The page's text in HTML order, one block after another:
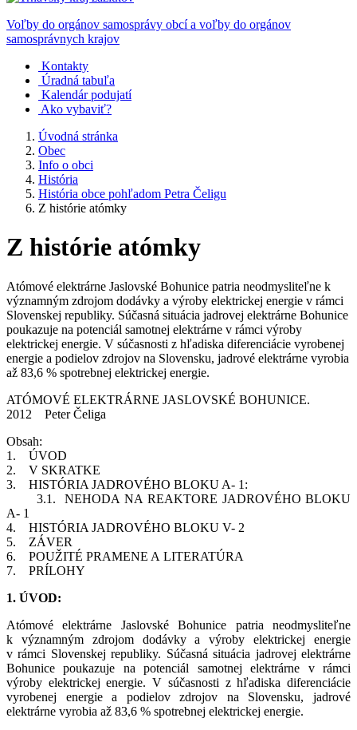
Voľby do orgánov samosprávy obcí a voľby do orgánov
samosprávnych krajov
Kontakty
Úradná tabuľa
Kalendár podujatí
Ako vybaviť?
Úvodná stránka
Obec
Info o obci
História
História obce pohľadom Petra Čeligu
Z histórie atómky
Z histórie atómky
Atómové elektrárne Jaslovské Bohunice patria neodmysliteľne k
významným zdrojom dodávky a výroby elektrickej energie v rámci
Slovenskej republiky. Súčasná situácia jadrovej elektrárne Bohunice
poukazuje na potenciál samotnej elektrárne v rámci výroby
elektrickej energie. V súčasnosti z hľadiska diferenciácie vyrobenej
energie a podielov zdrojov na Slovensku, jadrové elektrárne vyrobia
až 83,6 % spotrebnej elektrickej energie.
ATÓMOVÉ ELEKTRÁRNE JASLOVSKÉ BOHUNICE.
2012 Peter Čeliga
Obsah:
1. ÚVOD
2. V SKRATKE
3. HISTÓRIA JADROVÉHO BLOKU A- 1:
3.1. NEHODA NA REAKTORE JADROVÉHO BLOKU
A- 1
4. HISTÓRIA JADROVÉHO BLOKU V- 2
5. ZÁVER
6. POUŽITÉ PRAMENE A LITERATÚRA
7. PRÍLOHY
1. ÚVOD:
Atómové elektrárne Jaslovské Bohunice patria neodmysliteľne
k významným zdrojom dodávky a výroby elektrickej energie
v rámci Slovenskej republiky. Súčasná situácia jadrovej elektrárne
Bohunice poukazuje na potenciál samotnej elektrárne v rámci
výroby elektrickej energie. V súčasnosti z hľadiska diferenciácie
vyrobenej energie a podielov zdrojov na Slovensku, jadrové
elektrárne vyrobia až 83,6 % spotrebnej elektrickej energie.